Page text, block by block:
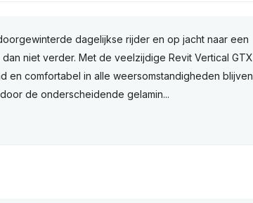
dagelijkse rijder en op jacht naar een
niet verder. Met de veelzijdige Revit Vertical GTX
en comfortabel in alle weersomstandigheden blijven
de onderscheidende gelamin...